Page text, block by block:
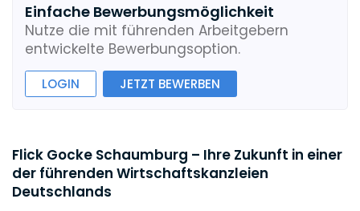
Einfache Bewerbungsmöglichkeit
Nutze die mit führenden Arbeitgebern
entwickelte Bewerbungsoption.
LOGIN JETZT BEWERBEN
Flick Gocke Schaumburg – Ihre Zukunft in einer
der führenden Wirtschaftskanzleien
Deutschlands